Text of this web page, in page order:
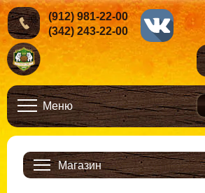
(912) 981-22-00
(342) 243-22-00
Меню
Магазин